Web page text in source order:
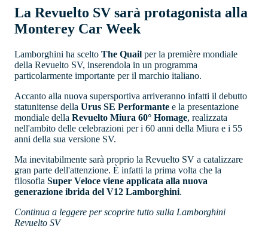
La Revuelto SV sarà protagonista alla
Monterey Car Week
Lamborghini ha scelto The Quail per la première mondiale
della Revuelto SV, inserendola in un programma
particolarmente importante per il marchio italiano.
Accanto alla nuova supersportiva arriveranno infatti il debutto
statunitense della Urus SE Performante e la presentazione
mondiale della Revuelto Miura 60° Homage, realizzata
nell'ambito delle celebrazioni per i 60 anni della Miura e i 55
anni della sua versione SV.
Ma inevitabilmente sarà proprio la Revuelto SV a catalizzare
gran parte dell'attenzione. È infatti la prima volta che la
filosofia Super Veloce viene applicata alla nuova
generazione ibrida del V12 Lamborghini.
Continua a leggere per scoprire tutto sulla Lamborghini
Revuelto SV